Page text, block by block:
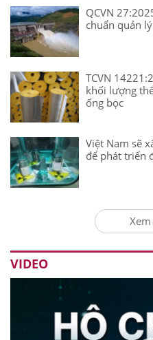
QCVN
chuẩn quản
TCVN
khối lượng
ống bọc
Việt Nam sẽ
để phát triển
VIDEO